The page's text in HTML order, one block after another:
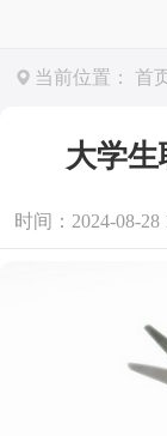
当前位置： 首
大学
时间：2024-08-28